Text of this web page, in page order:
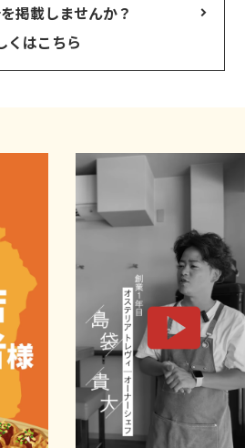
掲載しませんか？
くはこちら